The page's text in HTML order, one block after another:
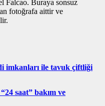
Falcao. Buraya sonsuz
fotoğrafa aittir ve
imkanları ile tavuk çiftliği
saat” bakım ve